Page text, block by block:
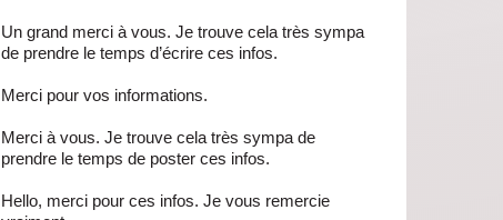
Un grand merci à vous. Je trouve cela très sympa
de prendre le temps d’écrire ces infos.
Merci pour vos informations.
Merci à vous. Je trouve cela très sympa de
prendre le temps de poster ces infos.
Hello, merci pour ces infos. Je vous remercie